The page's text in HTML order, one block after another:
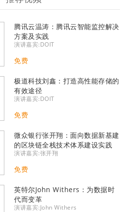
腾讯云温涛：腾讯云智能监控解决
方案及实践
演讲嘉宾:DOIT
免费
极道科技刘鑫：打造高性能存储的
有效途径
演讲嘉宾:DOIT
免费
微众银行张开翔：面向数据新基建
的区块链全栈技术体系建设实践
演讲嘉宾:张开翔
免费
英特尔John Withers：为数据时
代而变革
演讲嘉宾:John Withers